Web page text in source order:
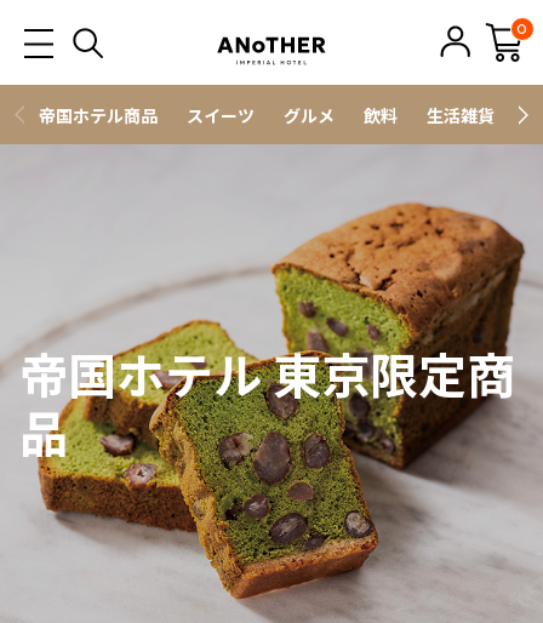
0
帝国ホテル商品 スイーツ グルメ 飲料 生活雑貨
帝国ホテル 東京限定商
品